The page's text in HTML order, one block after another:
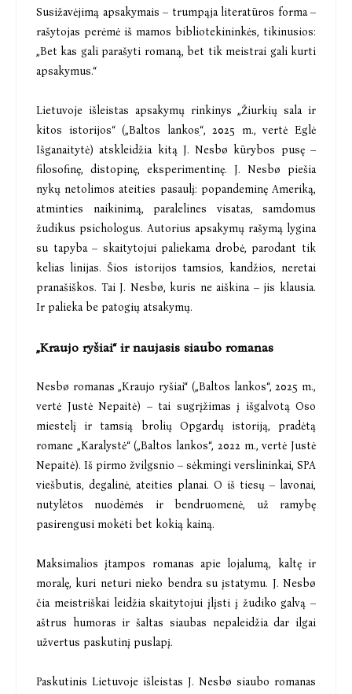
Susižavėjimą apsakymais – trumpąja literatūros forma –
rašytojas perėmė iš mamos bibliotekininkės, tikinusios:
„Bet kas gali parašyti romaną, bet tik meistrai gali kurti
apsakymus.“
Lietuvoje išleistas apsakymų rinkinys „Žiurkių sala ir
kitos istorijos“ („Baltos lankosׅ“, 2025 m., vertė Eglė
Išganaitytė) atskleidžia kitą J. Nesbø kūrybos pusę –
filosofinę, distopinę, eksperimentinę. J. Nesbø piešia
nykų netolimos ateities pasaulį: popandeminę Ameriką,
atminties naikinimą, paralelines visatas, samdomus
žudikus psichologus. Autorius apsakymų rašymą lygina
su tapyba – skaitytojui paliekama drobė, parodant tik
kelias linijas. Šios istorijos tamsios, kandžios, neretai
pranašiškos. Tai J. Nesbø, kuris ne aiškina – jis klausia.
Ir palieka be patogių atsakymų.
„Kraujo ryšiai“ ir naujasis siaubo romanas
Nesbø romanas „Kraujo ryšiai“ („Baltos lankos“, 2025 m.,
vertė Justė Nepaitė) – tai sugrįžimas į išgalvotą Oso
miestelį ir tamsią brolių Opgardų istoriją, pradėtą
romane „Karalystė“ („Baltos lankos“, 2022 m., vertė Justė
Nepaitė). Iš pirmo žvilgsnio – sėkmingi verslininkai, SPA
viešbutis, degalinė, ateities planai. O iš tiesų – lavonai,
nutylėtos nuodėmės ir bendruomenė, už ramybę
pasirengusi mokėti bet kokią kainą.
Maksimalios įtampos romanas apie lojalumą, kaltę ir
moralę, kuri neturi nieko bendra su įstatymu. J. Nesbø
čia meistriškai leidžia skaitytojui įlįsti į žudiko galvą –
aštrus humoras ir šaltas siaubas nepaleidžia dar ilgai
užvertus paskutinį puslapį.
Paskutinis Lietuvoje išleistas J. Nesbø siaubo romanas